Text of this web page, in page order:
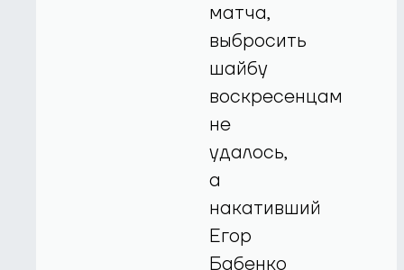
матча,
выбросить
шайбу
воскресенцам
не
удалось,
а
накативший
Егор
Бабенко